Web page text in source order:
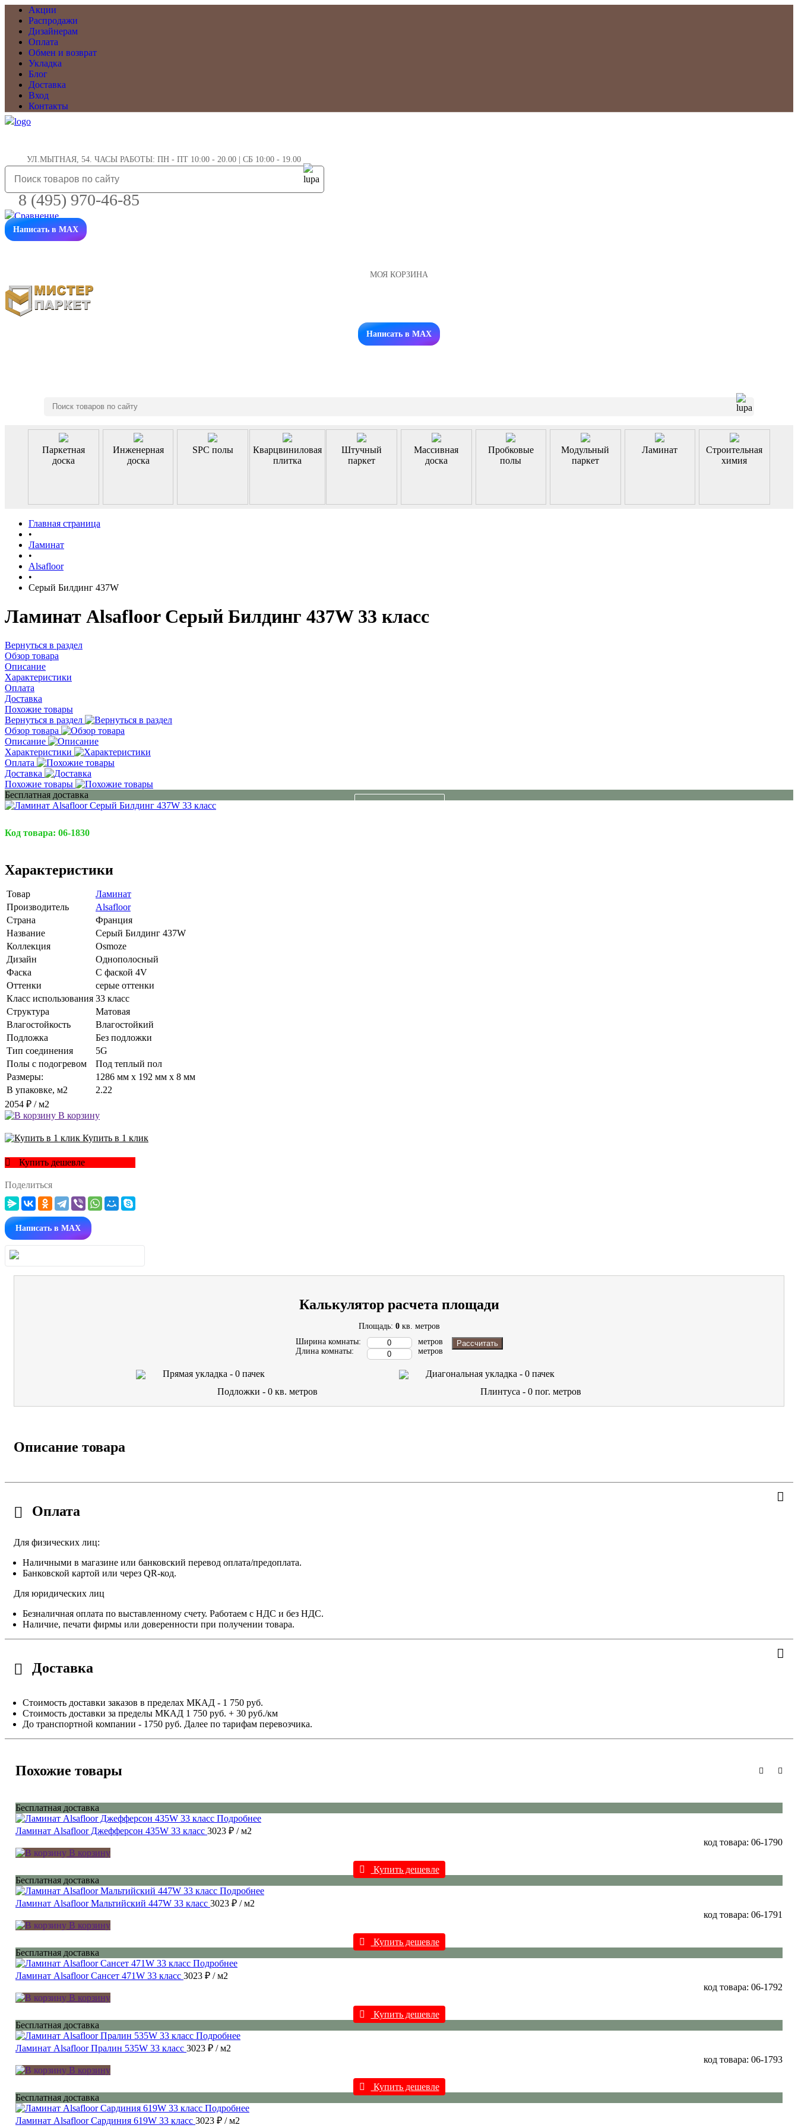
Акции
Распродажи
Дизайнерам
Оплата
Обмен и возврат
Укладка
Блог
Доставка
Вход
Контакты
УЛ.МЫТНАЯ, 54. ЧАСЫ РАБОТЫ: ПН - ПТ 10:00 - 20.00 | СБ 10:00 - 19.00
8 (495) 970-46-85
Написать в MAX
МОЯ КОРЗИНА
Заказать звонок
Написать в MAX
Паркетная
доска
Инженерная
доска
SPC полы
Кварцвиниловая
плитка
Штучный
паркет
Массивная
доска
Пробковые
полы
Модульный
паркет
Ламинат
Строительная
химия
Главная страница
•
Ламинат
•
Alsafloor
•
Серый Билдинг 437W
Ламинат Alsafloor Серый Билдинг 437W 33 класс
Вернуться в раздел
Обзор товара
Описание
Характеристики
Оплата
Доставка
Похожие товары
Вернуться в раздел
Обзор товара
Описание
Характеристики
Оплата
Доставка
Похожие товары
Бесплатная доставка
Код товара: 06-1830
Характеристики
Товар
Ламинат
Производитель
Alsafloor
Страна
Франция
Название
Серый Билдинг 437W
Коллекция
Osmoze
Дизайн
Однополосный
Фаска
С фаской 4V
Оттенки
серые оттенки
Класс использования 33 класс
Структура
Матовая
Влагостойкость
Влагостойкий
Подложка
Без подложки
Тип соединения
5G
Полы с подогревом
Под теплый пол
Размеры:
1286 мм x 192 мм x 8 мм
В упаковке, м2
2.22
2054 ₽ / м2
В корзину
Купить в 1 клик
Купить дешевле
Поделиться
Написать в MAX
Калькулятор расчета площади
Площадь: 0 кв. метров
Ширина комнаты:
Длина комнаты:
метров
метров
Рассчитать
Прямая укладка - 0 пачек Диагональная укладка - 0 пачек
Подложки - 0 кв. метров Плинтуса - 0 пог. метров
Описание товара
Оплата
Для физических лиц:
Наличными в магазине или банковский перевод оплата/предоплата.
Банковской картой или через QR-код.
Для юридических лиц
Безналичная оплата по выставленному счету. Работаем с НДС и без НДС.
Наличие, печати фирмы или доверенности при получении товара.
Доставка
Стоимость доставки заказов в пределах МКАД - 1 750 руб.
Стоимость доставки за пределы МКАД 1 750 руб. + 30 руб./км
До транспортной компании - 1750 руб. Далее по тарифам перевозчика.
Похожие товары
Бесплатная доставка
Подробнее
Ламинат Alsafloor Джефферсон 435W 33 класс 3023 ₽ / м2
код товара: 06-1790
В корзину
Купить дешевле
Бесплатная доставка
Подробнее
Ламинат Alsafloor Мальтийский 447W 33 класс 3023 ₽ / м2
код товара: 06-1791
В корзину
Купить дешевле
Бесплатная доставка
Подробнее
Ламинат Alsafloor Сансет 471W 33 класс 3023 ₽ / м2
код товара: 06-1792
В корзину
Купить дешевле
Бесплатная доставка
Подробнее
Ламинат Alsafloor Пралин 535W 33 класс 3023 ₽ / м2
код товара: 06-1793
В корзину
Купить дешевле
Бесплатная доставка
Подробнее
Ламинат Alsafloor Сардиния 619W 33 класс 3023 ₽ / м2